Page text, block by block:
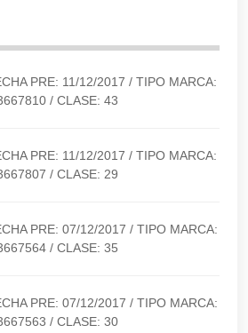
PRE: 11/12/2017 / TIPO MARCA:
/ CLASE: 43
PRE: 11/12/2017 / TIPO MARCA:
/ CLASE: 29
PRE: 07/12/2017 / TIPO MARCA:
/ CLASE: 35
PRE: 07/12/2017 / TIPO MARCA:
/ CLASE: 30